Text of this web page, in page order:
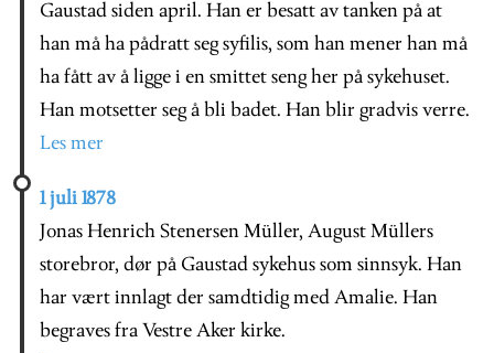
Gaustad siden april. Han er besatt av tanken på at
han må ha pådratt seg syfilis, som han mener han må
ha fått av å ligge i en smittet seng her på sykehuset.
Han motsetter seg å bli badet. Han blir gradvis verre.
Les mer
1 juli 1878
Jonas Henrich Stenersen Müller, August Müllers
storebror, dør på Gaustad sykehus som sinnsyk. Han
har vært innlagt der samdtidig med Amalie. Han
begraves fra Vestre Aker kirke.